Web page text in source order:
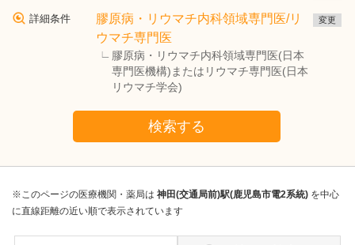
詳細条件
膠原病・リウマチ内科領域専門医/リ
ウマチ専門医
膠原病・リウマチ内科領域専門医(日本
専門医機構)またはリウマチ専門医(日本
リウマチ学会)
変更
検索する
※このページの医療機関・薬局は 神田(交通局前)駅(鹿児島市電2系統) を中心
に直線距離の近い順で表示されています